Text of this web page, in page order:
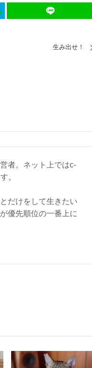
生み出せ！
者。ネット上ではc-
。
だけをして生きたい
優先順位の一番上に